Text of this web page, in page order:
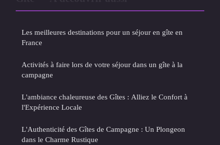
Les meilleures destinations pour un séjour en gîte en
France
Activités à faire lors de votre séjour dans un gîte à la
campagne
L'ambiance chaleureuse des Gîtes : Alliez le Confort à
l'Expérience Locale
L'Authenticité des Gîtes de Campagne : Un Plongeon
dans le Charme Rustique